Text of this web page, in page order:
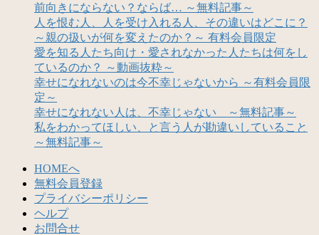
前向きにならない？ならば… ～無料記事～
人を恨む人、人を受け入れる人、その違いはどこに？
～親の扱いが何を変えたのか？～ 有料会員限定
愛を知る人たち向け・愛されなかった人たちは何をし
ているのか？ ～動画抜粋～
幸せになれないのは今不幸じゃないから ～有料会員限
定～
幸せになれない人は、不幸じゃない ～無料記事～
私をわかってほしい、と言う人が勘違いしていること
～無料記事～
HOMEへ
無料会員登録
プライバシーポリシー
ヘルプ
お問合せ